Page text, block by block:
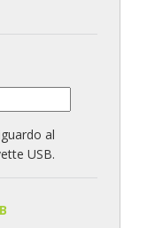
al
USB.